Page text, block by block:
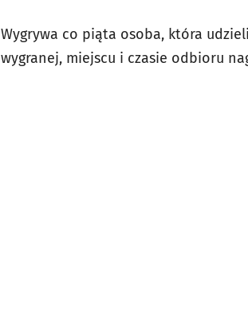
Wygrywa co piąta osoba, która
wygranej, miejscu i czasie odbioru